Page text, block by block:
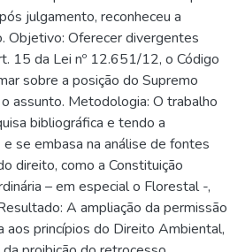
julgamento, reconheceu a
Objetivo: Oferecer divergentes
15 da Lei nº 12.651/12, o Código
sobre a posição do Supremo
assunto. Metodologia: O trabalho
bibliográfica e tendo a
se embasa na análise de fontes
direito, como a Constituição
– em especial o Florestal -,
A ampliação da permissão
aos princípios do Direito Ambiental,